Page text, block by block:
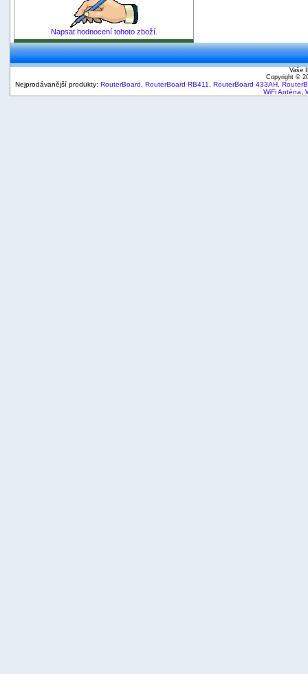
Napsat hodnocení tohoto zboží.
Vaše
Copyright ©
Nejprodávanější produkty: RouterBoard RouterBoard RB411 RouterBoard 433AH
WiFi Anténa